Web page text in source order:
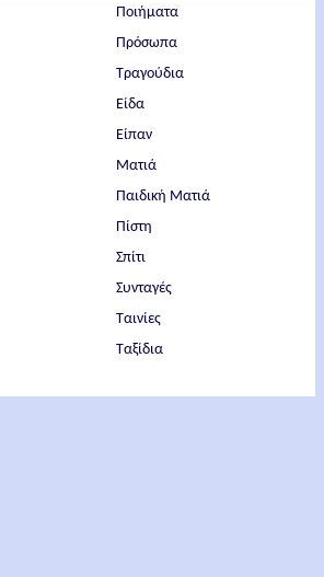
Ποιήματα
Πρόσωπα
Τραγούδια
Είδα
Είπαν
Ματιά
Παιδική Ματιά
Πίστη
Σπίτι
Συνταγές
Ταινίες
Ταξίδια